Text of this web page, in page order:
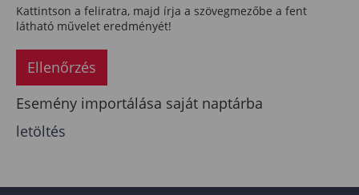
Kattintson a feliratra, majd írja a szövegmezőbe a fent
látható művelet eredményét!
Ellenőrzés
Esemény importálása saját naptárba
letöltés